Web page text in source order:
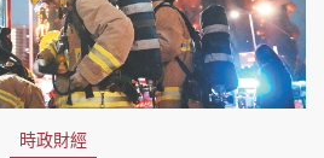
會員活動
時政財經